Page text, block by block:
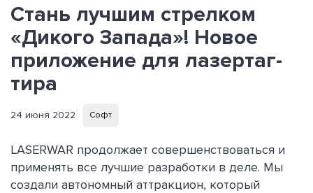
Стань лучшим стрелком
«Дикого Запада»! Новое
приложение для лазертаг-
тира
24 июня 2022 Софт
LASERWAR продолжает совершенствоваться и
применять все лучшие разработки в деле. Мы
создали автономный аттракцион, который